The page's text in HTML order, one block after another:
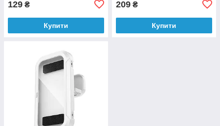
129 ₴
Купити
209 ₴
Купити